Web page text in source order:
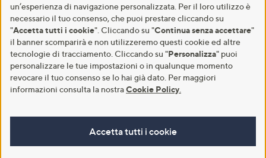
-19% € 44,50
5.0
of
5
Stars
(1)1
Recensioni
Aggiungi al carrello
-22% € 27,00
3.4
of
5
Stars
(10)10
Recensioni
Aggiungi al carrello
un’esperienza di navigazione personalizzata. Per il loro utilizzo è
necessario il tuo consenso, che puoi prestare cliccando su
"Accetta tutti i cookie". Cliccando su "Continua senza accettare"
il banner scomparirà e non utilizzeremo questi cookie ed altre
tecnologie di tracciamento. Cliccando su "Personalizza" puoi
personalizzare le tue impostazioni o in qualunque momento
revocare il tuo consenso se lo hai già dato. Per maggiori
informazioni consulta la nostraCookie Policy
Accetta tutti i cookie